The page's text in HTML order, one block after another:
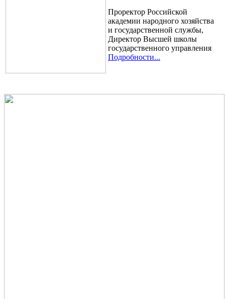
Проректор Российской
академии народного хозяйства
и государственной службы,
Директор Высшей школы
государственного управления
Подробности...